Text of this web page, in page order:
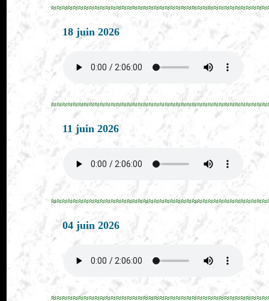
18 juin 2026
11 juin 2026
04 juin 2026